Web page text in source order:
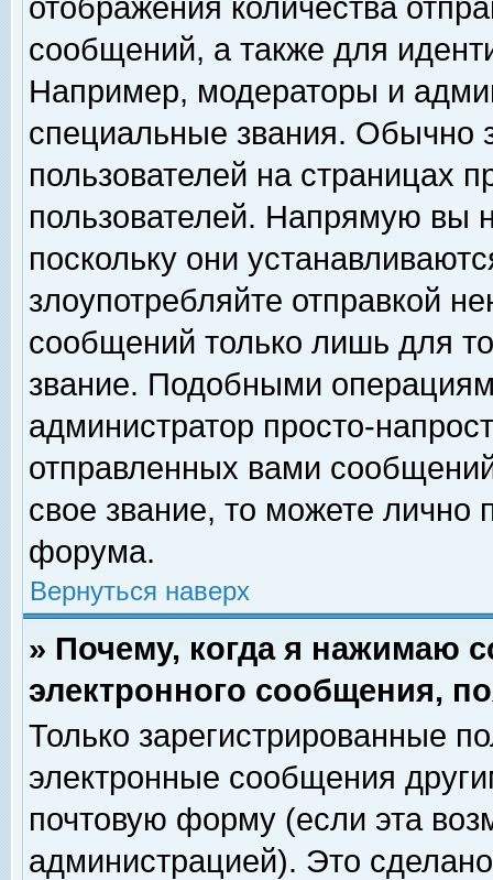
отображения количества
сообщений, а также для
Например, модераторы и
специальные звания. Обычно
пользователей на страницах
пользователей. Напрямую вы
поскольку они
злоупотребляйте отправкой
сообщений только лишь для
звание. Подобными
администратор просто-
отправленных вами
свое звание, то можете лично
форума.
Вернуться наверх
» Почему, когда я нажимаю
электронного сообщения,
Только зарегистрированные
электронные сообщения
почтовую форму (если эта
администрацией). Это